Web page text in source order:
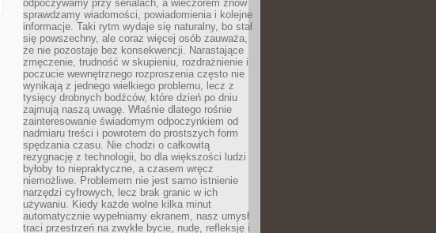
odpoczywamy przy serialach, a wieczorem znów
sprawdzamy wiadomości, powiadomienia i kolejne
informacje. Taki rytm wydaje się naturalny, bo stał
się powszechny, ale coraz więcej osób zauważa,
że nie pozostaje bez konsekwencji. Narastające
zmęczenie, trudność w skupieniu, rozdrażnienie i
poczucie wewnętrznego rozproszenia często nie
wynikają z jednego wielkiego problemu, lecz z
tysięcy drobnych bodźców, które dzień po dniu
zajmują naszą uwagę. Właśnie dlatego rośnie
zainteresowanie świadomym odpoczynkiem od
nadmiaru treści i powrotem do prostszych form
spędzania czasu. Nie chodzi o całkowitą
rezygnację z technologii, bo dla większości ludzi
byłoby to niepraktyczne, a czasem wręcz
niemożliwe. Problemem nie jest samo istnienie
narzędzi cyfrowych, lecz brak granic w ich
używaniu. Kiedy każde wolne kilka minut
automatycznie wypełniamy ekranem, nasz umysł
traci przestrzeń na zwykłe bycie, nudę, refleksję i